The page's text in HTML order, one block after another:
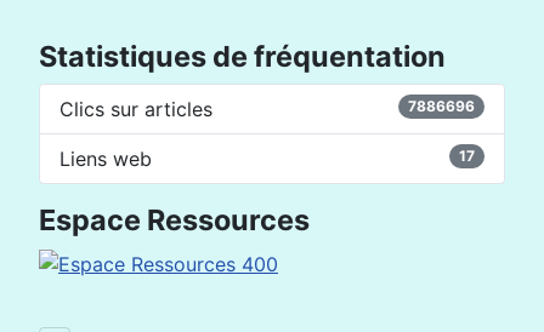
Espace Ressources
Statistiques de fréquentation
Clics sur articles 7886696
Liens web 17